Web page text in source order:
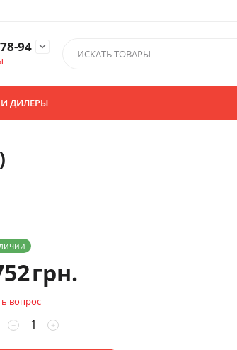
94

ДИЛЕРЫ
грн.
вопрос
+
−